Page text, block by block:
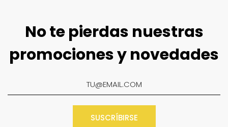
No te pierdas nuestras
promociones y novedades
SUSCRÍBIRSE